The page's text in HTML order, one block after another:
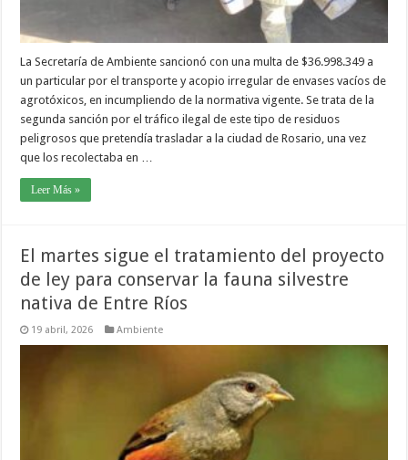
La Secretaría de Ambiente sancionó con una multa de $36.998.349 a
un particular por el transporte y acopio irregular de envases vacíos de
agrotóxicos, en incumpliendo de la normativa vigente. Se trata de la
segunda sanción por el tráfico ilegal de este tipo de residuos
peligrosos que pretendía trasladar a la ciudad de Rosario, una vez
que los recolectaba en …
Leer Más »
El martes sigue el tratamiento del proyecto
de ley para conservar la fauna silvestre
nativa de Entre Ríos
19 abril, 2026 Ambiente